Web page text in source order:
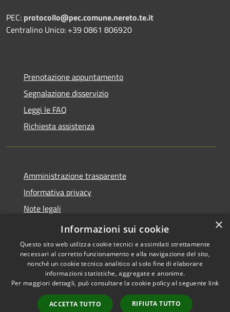
PEC: protocollo@pec.comune.nereto.te.it
Centralino Unico: +39 0861 806920
Prenotazione appuntamento
Segnalazione disservizio
Leggi le FAQ
Richiesta assistenza
Amministrazione trasparente
Informativa privacy
Note legali
Dichiarazione di accessibilità
Accessibilità
Copyright © 2026 • Comune di
Nereto • Powered by
Municipium•
Accesso
×
Informazioni sui cookie
Questo sito web utilizza cookie tecnici e assimilati strettamente
necessari al corretto funzionamento e alla navigazione del sito,
nonché un cookie tecnico analitico al solo fine di elaborare
informazioni statistiche, aggregate e anonime.
Per maggiori dettagli, può consultare la cookie policy al seguente link
ACCETTA TUTTO RIFIUTA TUTTO